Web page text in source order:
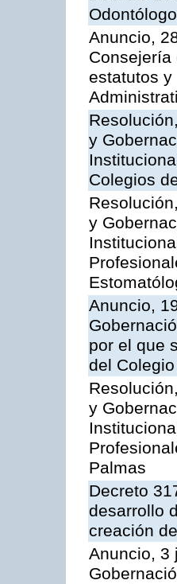
Anuncio,
Consejería
estatutos y
y
Colegios
y
Anuncio,
por el que
del
y
Palmas
Decreto
desarrollo
creación
Anuncio, 3